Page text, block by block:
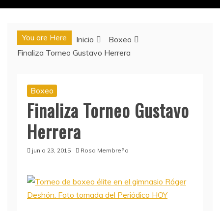
You are Here Inicio
Boxeo
Finaliza Torneo Gustavo Herrera
Boxeo
Finaliza Torneo Gustavo
Herrera
junio 23, 2015 Rosa Membreño